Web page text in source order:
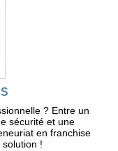
? Entre un
sécurité et une
en franchise
solution !